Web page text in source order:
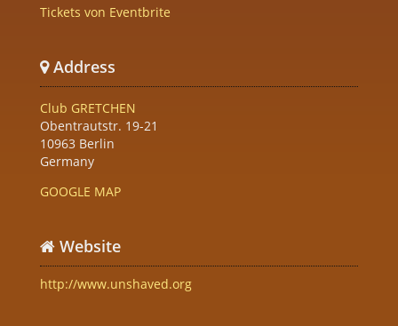
Tickets von Eventbrite
Address
Club GRETCHEN
Obentrautstr. 19-21
10963 Berlin
Germany
GOOGLE MAP
Website
http://www.unshaved.org